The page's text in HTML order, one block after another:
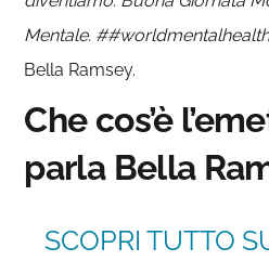
Mentale.
Bella Ramsey.
Che cos’è
parla Bella
SCOPRI TUTTO